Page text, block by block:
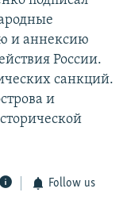
и аннексию
России.
санкций.
и
Follow us